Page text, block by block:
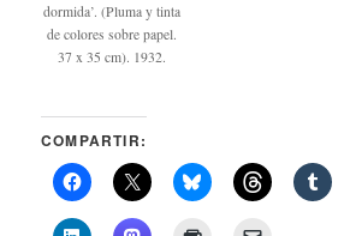
dormida’. (Pluma y tinta
de colores sobre papel.
37 x 35 cm). 1932.
COMPARTIR: